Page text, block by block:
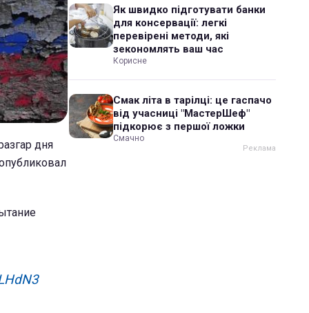
дня
Як швидко підготувати банки
для консервації: легкі
перевірені методи, які
зекономлять ваш час
Корисне
Смак літа в тарілці: це гаспачо
від учасниці "МастерШеф"
підкорює з першої ложки
Смачно